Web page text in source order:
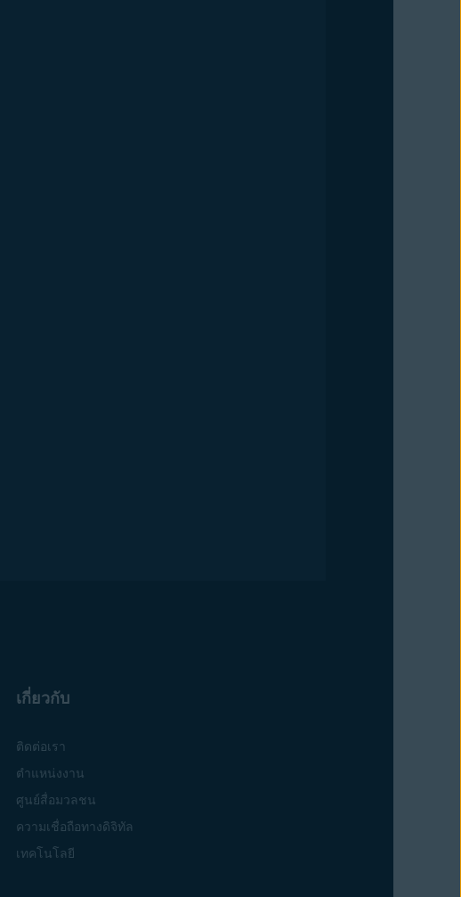
เกี่ยวกับ
ติดต่อเรา
ตำแหน่งงาน
ศูนย์สื่อมวลชน
ความเชื่อถือทางดิจิทัล
เทคโนโลยี